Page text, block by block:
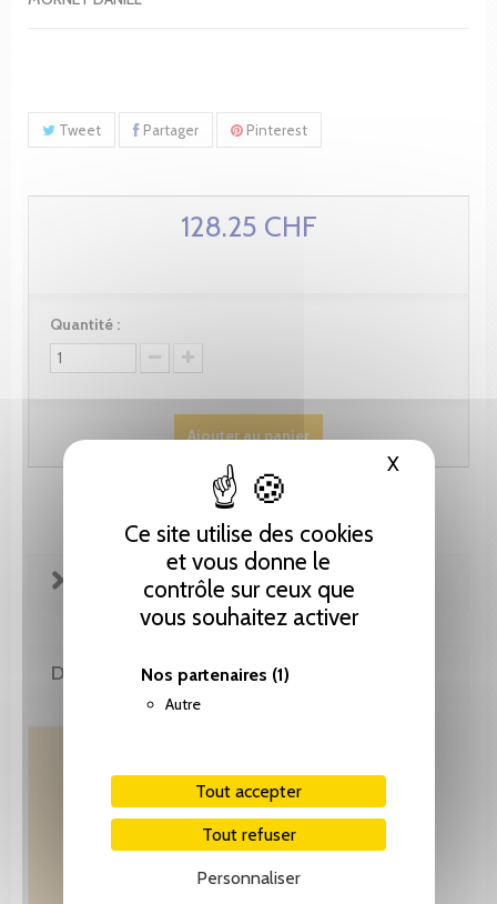
Ce site utilise des cookies
et vous donne le
contrôle sur ceux que
vous souhaitez activer
Nos partenaires (1)
Autre
Tout accepter
Tout refuser
Personnaliser
XMasquer
Tweet Partager Pinterest
128.25 CHF
Quantité :
Ajouter au panier
FICHE TECHNIQUE
DE MÊME AUTEUR(E)